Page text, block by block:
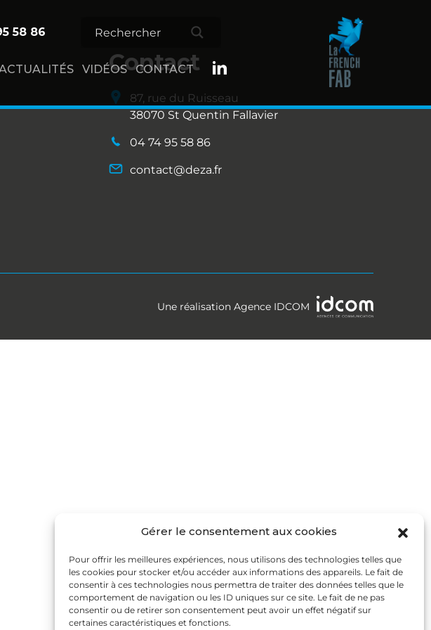
Gérer le consentement aux cookies
Pour offrir les meilleures expériences, nous utilisons des technologies telles que
les cookies pour stocker et/ou accéder aux informations des appareils. Le fait de
consentir à ces technologies nous permettra de traiter des données telles que le
comportement de navigation ou les ID uniques sur ce site. Le fait de ne pas
consentir ou de retirer son consentement peut avoir un effet négatif sur
certaines caractéristiques et fonctions.
58 86
VIDÉOS CONTACT
Contact
87, rue du Ruisseau
38070 St Quentin Fallavier
04 74 95 58 86
contact@deza.fr
Une réalisation Agence IDCOM